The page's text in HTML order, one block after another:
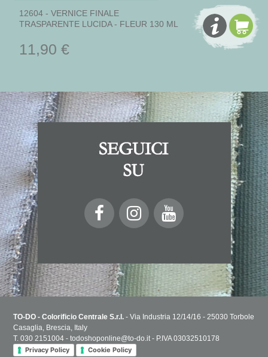
12604 - VERNICE FINALE
TRASPARENTE LUCIDA - FLEUR 130 ML
11,90 €
TO-DO - Colorificio Centrale S.r.l. - Via Industria 12/14/16 - 25030 Torbole
Casaglia, Brescia, Italy
T. 030 2151004 - todoshoponline@to-do.it - P.IVA 03032510178
Privacy Policy
Cookie Policy